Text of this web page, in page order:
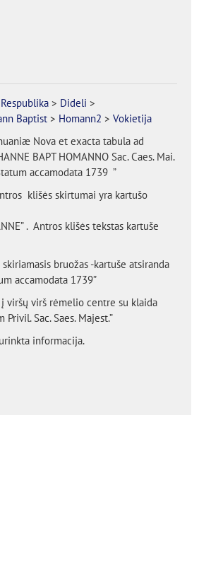
> Dideli >
Baptist> Homann2 > Vokietija
Nova et exacta tabula ad
BAPT HOMANNO Sac. Caes. Mai.
accamodata 1739 ”
klišės skirtumai yra kartušo
. Antros klišės tekstas kartuše
bruožas -kartuše atsiranda
accamodata 1739”
viršų virš rėmelio centre su klaida
Privil. Sac. Saes. Majest.”
informacija.